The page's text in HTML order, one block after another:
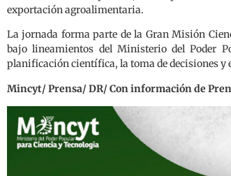
exportación agroalimentaria.
La jornada forma parte de la Gran Misión
bajo lineamientos del Ministerio del Poder
planificación científica, la toma de decisiones y
Mincyt/ Prensa/ DR/ Con información de